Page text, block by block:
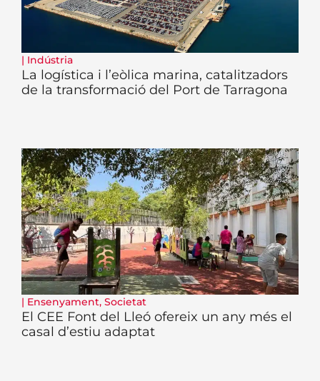
| Indústria
La logística i l’eòlica marina, catalitzadors
de la transformació del Port de Tarragona
| Ensenyament, Societat
El CEE Font del Lleó ofereix un any més el
casal d’estiu adaptat